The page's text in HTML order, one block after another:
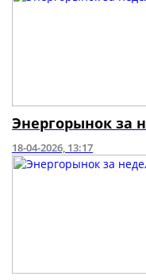
Энергорынок за
18-04-2026, 13:17